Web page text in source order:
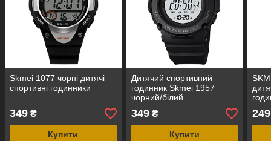
Skmei 1077 чорні дитячі
спортивні годинники
349 ₴
Купити
Дитячий спортивний
годинник Skmei 1957
чорний/білий
349₴
Купити
249